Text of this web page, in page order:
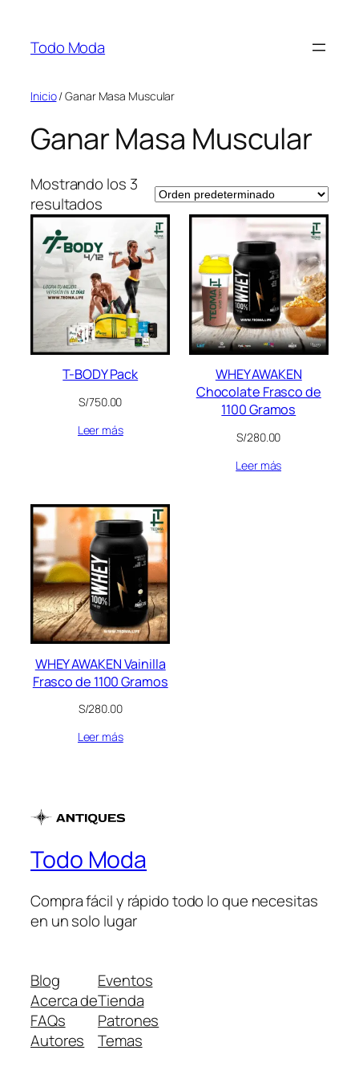
contenido
Todo Moda
Inicio/ Ganar Masa Muscular
Ganar Masa Muscular
Mostrando los 3
resultados
T-BODY Pack
S/750.00
Leer más
WHEY AWAKEN
Chocolate Frasco de
1100 Gramos
S/280.00
Leer más
WHEY AWAKEN Vainilla
Frasco de 1100 Gramos
S/280.00
Leer más
Todo Moda
Compra fácil y rápido todo lo que necesitas
en un solo lugar
Blog
Acerca de
FAQs
Autores
Eventos
Tienda
Patrones
Temas